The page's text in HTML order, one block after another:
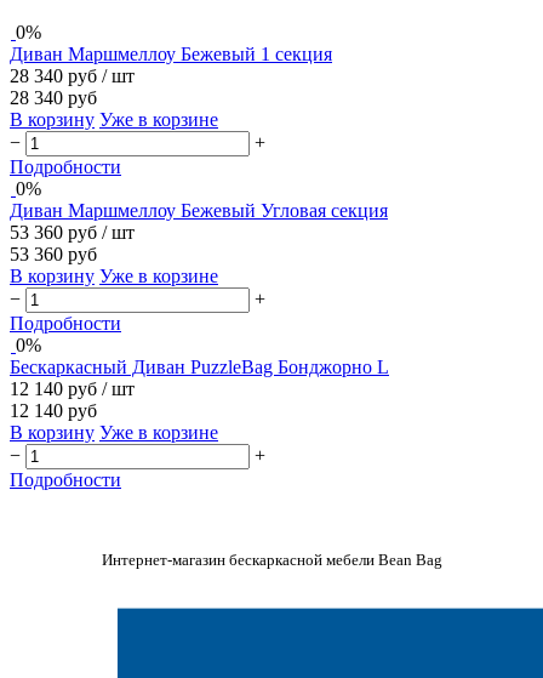
0%
Диван Маршмеллоу Бежевый 1 секция
28 340 руб / шт
28 340 руб
В корзину Уже в корзине
−
+
Подробности
0%
Диван Маршмеллоу Бежевый Угловая секция
53 360 руб / шт
53 360 руб
В корзину Уже в корзине
−
+
Подробности
0%
Бескаркасный Диван PuzzleBag Бонджорно L
12 140 руб / шт
12 140 руб
В корзину Уже в корзине
−
+
Подробности
Интернет-магазин бескаркасной мебели Bean Bag